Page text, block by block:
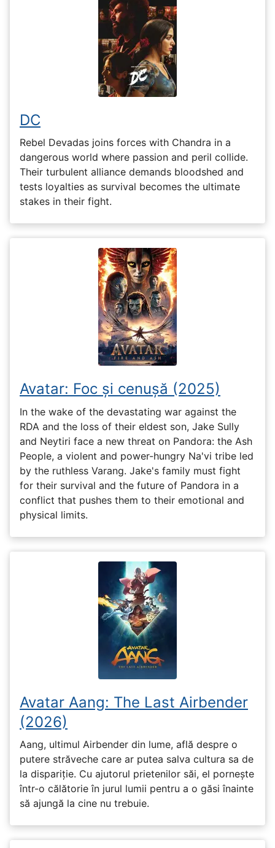
DC
Rebel Devadas joins forces with Chandra in a
dangerous world where passion and peril collide.
Their turbulent alliance demands bloodshed and
tests loyalties as survival becomes the ultimate
stakes in their fight.
Avatar: Foc și cenușă (2025)
In the wake of the devastating war against the
RDA and the loss of their eldest son, Jake Sully
and Neytiri face a new threat on Pandora: the Ash
People, a violent and power-hungry Na'vi tribe led
by the ruthless Varang. Jake's family must fight
for their survival and the future of Pandora in a
conflict that pushes them to their emotional and
physical limits.
Avatar Aang: The Last Airbender
(2026)
Aang, ultimul Airbender din lume, află despre o
putere străveche care ar putea salva cultura sa de
la dispariție. Cu ajutorul prietenilor săi, el pornește
într-o călătorie în jurul lumii pentru a o găsi înainte
să ajungă la cine nu trebuie.